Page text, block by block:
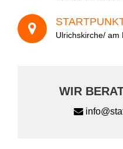
Ihre Nachricht
Ulrichskirche/ am
WIR